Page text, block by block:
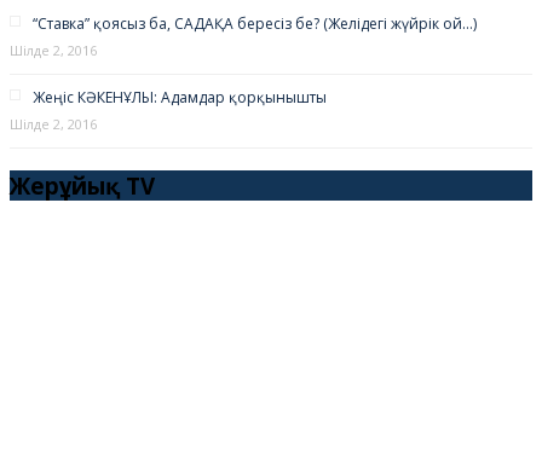
“Ставка” қоясыз ба, САДАҚА бересіз бе? (Желідегі жүйрік ой…)
Шілде 2, 2016
Жеңіс КӘКЕНҰЛЫ: Адамдар қорқынышты
Шілде 2, 2016
Жерұйық TV